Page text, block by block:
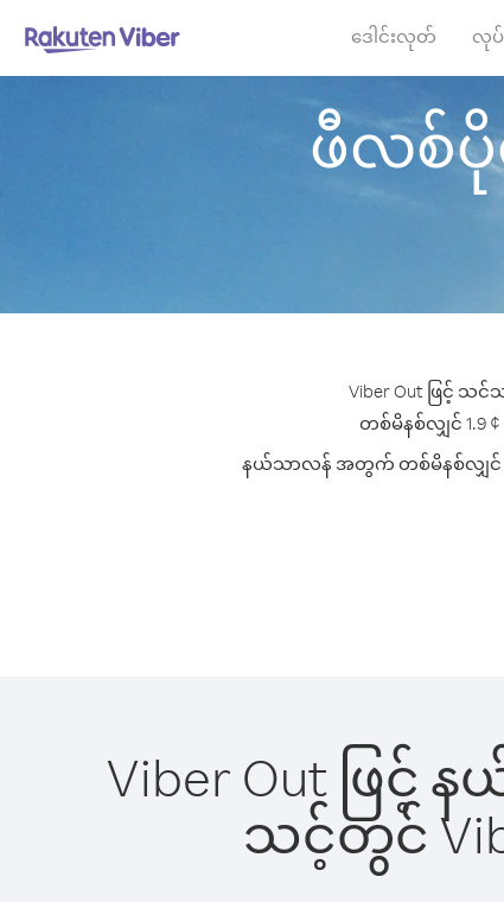
ဒေါင်းလုတ် လုပ်
ဖီလစ်ပို
Viber Out ဖြင့်
တစ်မိနစ်လျှင် 1.9
နယ်သာလန် အတွက် တစ်မိနစ်လျှင် အ
Viber Out ဖြ
သင့်တွင်